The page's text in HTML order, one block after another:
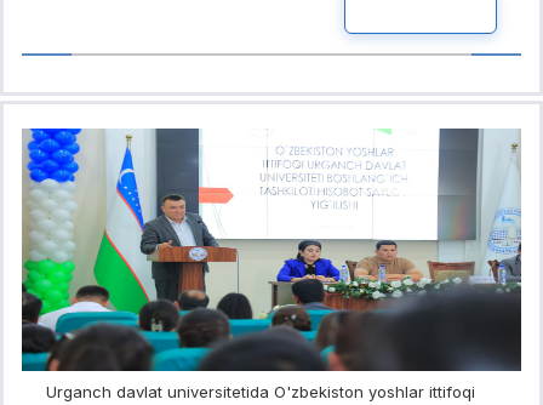
Urganch davlat universitetida O'zbekiston yoshlar ittifoqi